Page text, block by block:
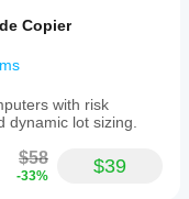
Copier
with risk
lot sizing.
$58
-33% $39